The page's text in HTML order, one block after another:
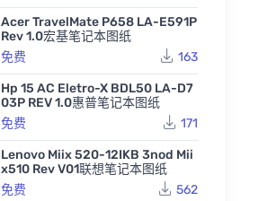
Acer TravelMate P658 LA-E591P
Rev 1.0宏基笔记本图纸
免费
163
Hp 15 AC Eletro-X BDL50 LA-D7
03P REV 1.0惠普笔记本图纸
免费
171
Lenovo Miix 520-12IKB 3nod Mii
x510 Rev V01联想笔记本图纸
免费
562